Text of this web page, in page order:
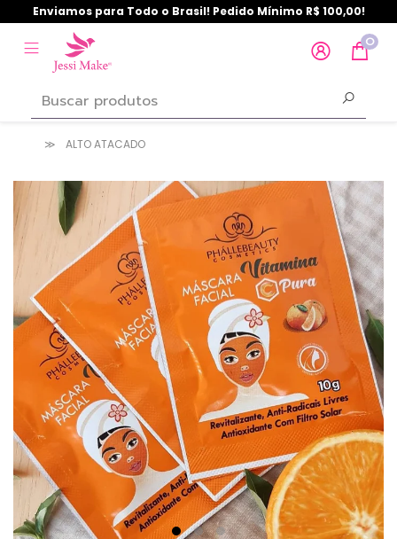
Enviamos para Todo o Brasil! Pedido Mínimo R$ 100,00!
0
ALTO ATACADO